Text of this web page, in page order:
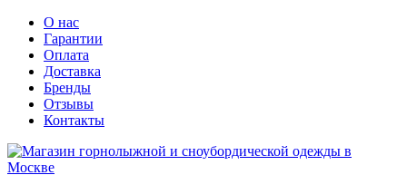
О нас
Гарантии
Оплата
Доставка
Бренды
Отзывы
Контакты